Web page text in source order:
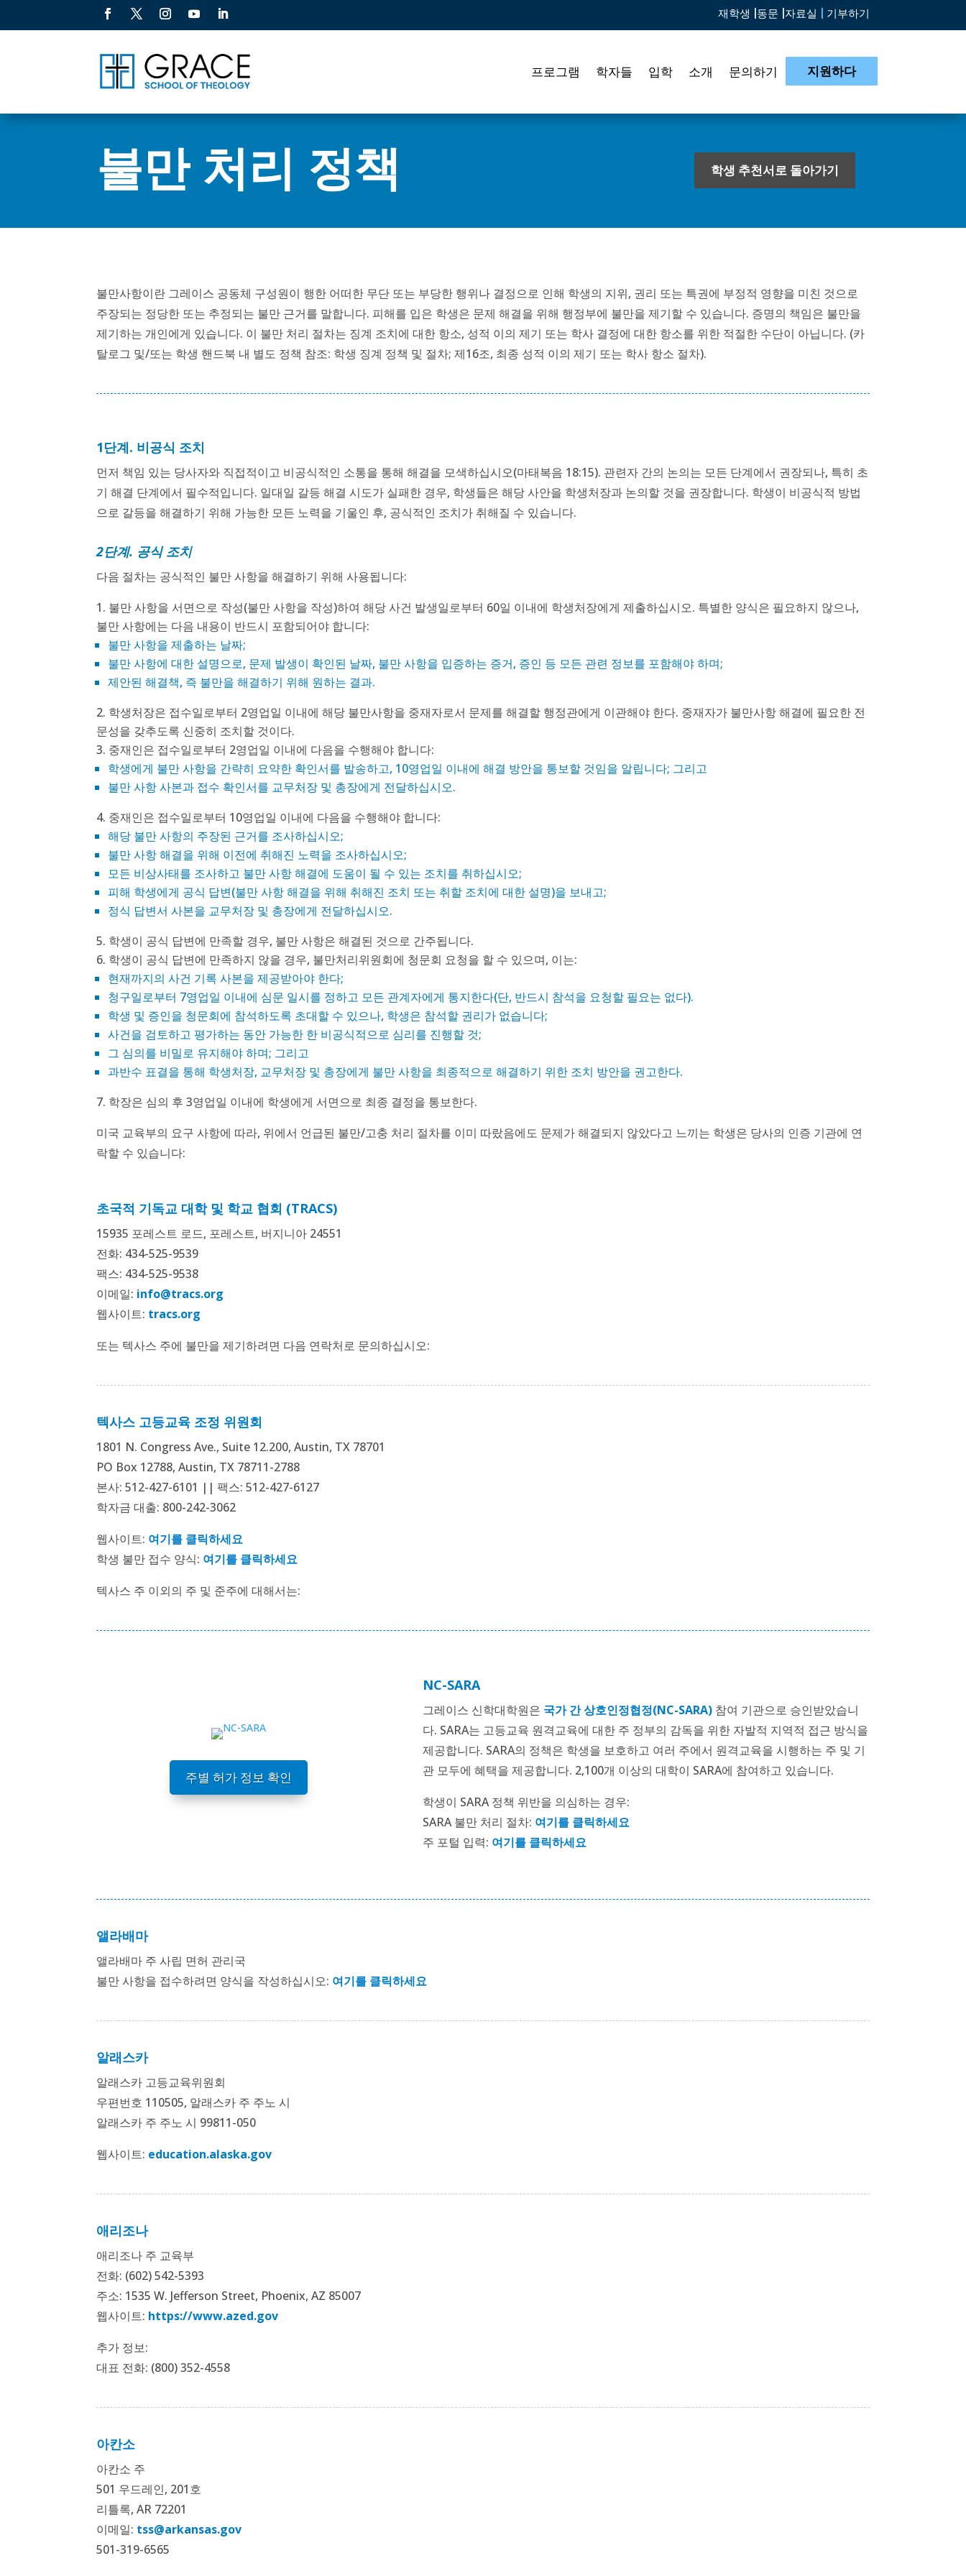
재학생 | 동문 | 자료실 기부하기
프로그램 학자들 입학 소개 문의하기 지원하다
불만 처리 정책 학생 추천서로 돌아가기
불만사항이란 그레이스 공동체 구성원이 행한 어떠한 무단 또는 부당한 행위나 결정으로 인해 학생의 지위, 권리 또는 특권에 부정적 영향을 미친 것으로
주장되는 정당한 또는 추정되는 불만 근거를 말합니다. 피해를 입은 학생은 문제 해결을 위해 행정부에 불만을 제기할 수 있습니다. 증명의 책임은 불만을
제기하는 개인에게 있습니다. 이 불만 처리 절차는 징계 조치에 대한 항소, 성적 이의 제기 또는 학사 결정에 대한 항소를 위한 적절한 수단이 아닙니다. (카
탈로그 및/또는 학생 핸드북 내 별도 정책 참조: 학생 징계 정책 및 절차; 제16조, 최종 성적 이의 제기 또는 학사 항소 절차).
1단계. 비공식 조치
먼저 책임 있는 당사자와 직접적이고 비공식적인 소통을 통해 해결을 모색하십시오(마태복음 18:15). 관련자 간의 논의는 모든 단계에서 권장되나, 특히 초
기 해결 단계에서 필수적입니다. 일대일 갈등 해결 시도가 실패한 경우, 학생들은 해당 사안을 학생처장과 논의할 것을 권장합니다. 학생이 비공식적 방법
으로 갈등을 해결하기 위해 가능한 모든 노력을 기울인 후, 공식적인 조치가 취해질 수 있습니다.
2단계. 공식 조치
다음 절차는 공식적인 불만 사항을 해결하기 위해 사용됩니다:
불만 사항을 서면으로 작성(불만 사항을 작성)하여 해당 사건 발생일로부터 60일 이내에 학생처장에게 제출하십시오. 특별한 양식은 필요하지 않으나,
불만 사항에는 다음 내용이 반드시 포함되어야 합니다:
불만 사항을 제출하는 날짜;
불만 사항에 대한 설명으로, 문제 발생이 확인된 날짜, 불만 사항을 입증하는 증거, 증인 등 모든 관련 정보를 포함해야 하며;
제안된 해결책, 즉 불만을 해결하기 위해 원하는 결과.
학생처장은 접수일로부터 2영업일 이내에 해당 불만사항을 중재자로서 문제를 해결할 행정관에게 이관해야 한다. 중재자가 불만사항 해결에 필요한 전
문성을 갖추도록 신중히 조치할 것이다.
중재인은 접수일로부터 2영업일 이내에 다음을 수행해야 합니다:
학생에게 불만 사항을 간략히 요약한 확인서를 발송하고, 10영업일 이내에 해결 방안을 통보할 것임을 알립니다; 그리고
불만 사항 사본과 접수 확인서를 교무처장 및 총장에게 전달하십시오.
중재인은 접수일로부터 10영업일 이내에 다음을 수행해야 합니다:
해당 불만 사항의 주장된 근거를 조사하십시오;
불만 사항 해결을 위해 이전에 취해진 노력을 조사하십시오;
모든 비상사태를 조사하고 불만 사항 해결에 도움이 될 수 있는 조치를 취하십시오;
피해 학생에게 공식 답변(불만 사항 해결을 위해 취해진 조치 또는 취할 조치에 대한 설명)을 보내고;
정식 답변서 사본을 교무처장 및 총장에게 전달하십시오.
학생이 공식 답변에 만족할 경우, 불만 사항은 해결된 것으로 간주됩니다.
학생이 공식 답변에 만족하지 않을 경우, 불만처리위원회에 청문회 요청을 할 수 있으며, 이는:
현재까지의 사건 기록 사본을 제공받아야 한다;
청구일로부터 7영업일 이내에 심문 일시를 정하고 모든 관계자에게 통지한다(단, 반드시 참석을 요청할 필요는 없다).
학생 및 증인을 청문회에 참석하도록 초대할 수 있으나, 학생은 참석할 권리가 없습니다;
사건을 검토하고 평가하는 동안 가능한 한 비공식적으로 심리를 진행할 것;
그 심의를 비밀로 유지해야 하며; 그리고
과반수 표결을 통해 학생처장, 교무처장 및 총장에게 불만 사항을 최종적으로 해결하기 위한 조치 방안을 권고한다.
학장은 심의 후 3영업일 이내에 학생에게 서면으로 최종 결정을 통보한다.
미국 교육부의 요구 사항에 따라, 위에서 언급된 불만/고충 처리 절차를 이미 따랐음에도 문제가 해결되지 않았다고 느끼는 학생은 당사의 인증 기관에 연
락할 수 있습니다:
초국적 기독교 대학 및 학교 협회 (TRACS)
15935 포레스트 로드, 포레스트, 버지니아 24551
전화: 434-525-9539
팩스: 434-525-9538
이메일: info@tracs.org
웹사이트: tracs.org
또는 텍사스 주에 불만을 제기하려면 다음 연락처로 문의하십시오:
텍사스 고등교육 조정 위원회
1801 N. Congress Ave., Suite 12.200, Austin, TX 78701
PO Box 12788, Austin, TX 78711-2788
본사: 512-427-6101 || 팩스: 512-427-6127
학자금 대출: 800-242-3062
웹사이트: 여기를 클릭하세요
학생 불만 접수 양식: 여기를 클릭하세요
텍사스 주 이외의 주 및 준주에 대해서는:
주별 허가 정보 확인
NC-SARA
그레이스 신학대학원은 국가 간 상호인정협정(NC-SARA) 참여 기관으로 승인받았습니
다. SARA는 고등교육 원격교육에 대한 주 정부의 감독을 위한 자발적 지역적 접근 방식을
제공합니다. SARA의 정책은 학생을 보호하고 여러 주에서 원격교육을 시행하는 주 및 기
관 모두에 혜택을 제공합니다. 2,100개 이상의 대학이 SARA에 참여하고 있습니다.
학생이 SARA 정책 위반을 의심하는 경우:
SARA 불만 처리 절차: 여기를 클릭하세요
주 포털 입력: 여기를 클릭하세요
앨라배마
앨라배마 주 사립 면허 관리국
불만 사항을 접수하려면 양식을 작성하십시오: 여기를 클릭하세요
알래스카
알래스카 고등교육위원회
우편번호 110505, 알래스카 주 주노 시
알래스카 주 주노 시 99811-050
웹사이트: education.alaska.gov
애리조나
애리조나 주 교육부
전화: (602) 542-5393
주소: 1535 W. Jefferson Street, Phoenix, AZ 85007
웹사이트: https://www.azed.gov
추가 정보:
대표 전화: (800) 352-4558
아칸소
아칸소 주
501 우드레인, 201호
리틀록, AR 72201
이메일: tss@arkansas.gov
501-319-6565